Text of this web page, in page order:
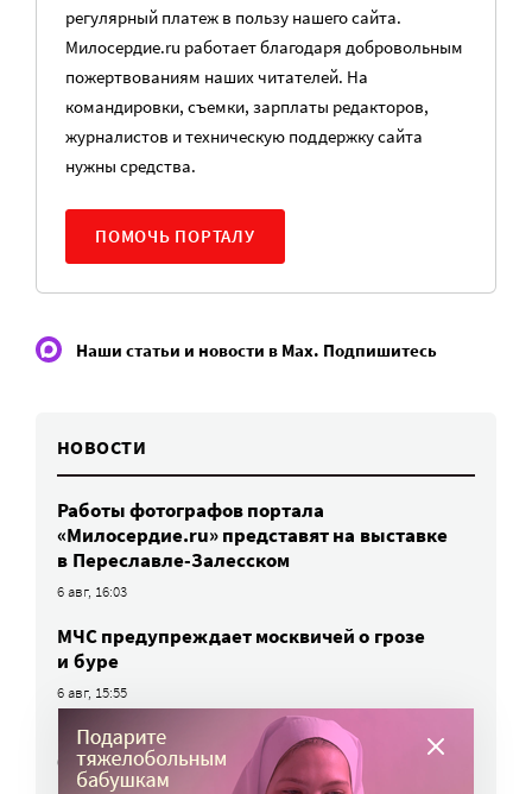
регулярный платеж в пользу нашего сайта.
Милосердие.ru работает благодаря добровольным
пожертвованиям наших читателей. На
командировки, съемки, зарплаты редакторов,
журналистов и техническую поддержку сайта
нужны средства.
ПОМОЧЬ ПОРТАЛУ
Наши статьи и новости в Max. Подпишитесь
НОВОСТИ
Работы фотографов портала
«Милосердие.ru» представят на выставке
в Переславле-Залесском
6 авг, 16:03
МЧС предупреждает москвичей о грозе
и буре
6 авг, 15:55
Победители олимпиад заняли большинство
бюджетных мест: в МГИМО предложили
пересмотреть правила приема